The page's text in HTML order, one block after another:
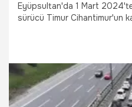
Eyüpsultan'da 1 Mart
sürücü Timur Cihantimur'un
talep edildi.